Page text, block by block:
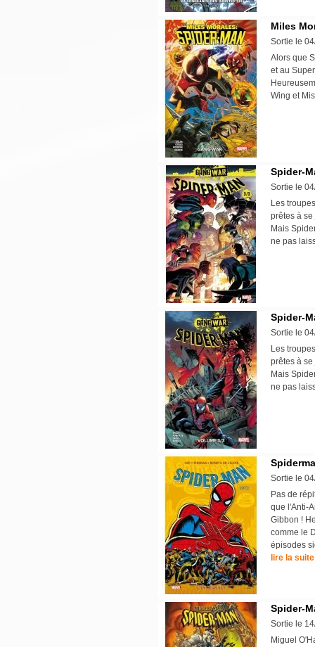
Miles
Sortie le
Alors que
et au
Wing et
Spider-
Sortie le
Les
prêtes à
Mais
ne pas
Spider-
Sortie le
Les
prêtes à
Mais
ne pas
Sortie le
Pas de
que l'Anti-
Gibbon !
comme le
épisodes
lire la suite
Spider-
Sortie le
Miguel